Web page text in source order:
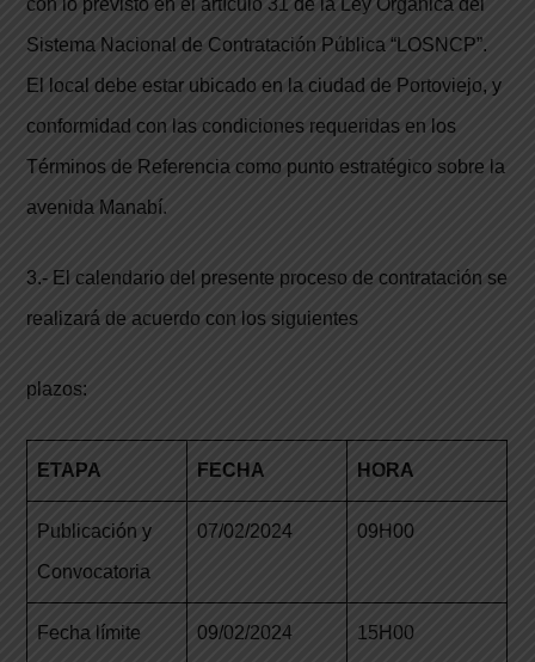
con lo previsto en el artículo 31 de la Ley Orgánica del
Sistema Nacional de Contratación Pública “LOSNCP”.
El local debe estar ubicado en la ciudad de Portoviejo, y
conformidad con las condiciones requeridas en los
Términos de Referencia como punto estratégico sobre la
avenida Manabí.
3.- El calendario del presente proceso de contratación se
realizará de acuerdo con los siguientes
plazos:
ETA PA F EC H A HORA
Publicación y
Convocatoria
07/02/2024 09H00
Fecha límite
09/02/2024 15H00